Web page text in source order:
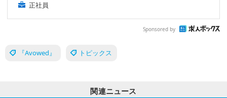
正社員
Sponsored by
『Avowed』 トピックス
関連ニュース